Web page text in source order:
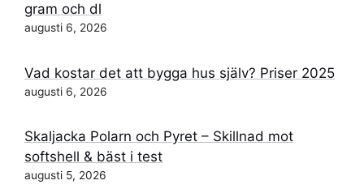
gram och dl
augusti 6, 2026
Vad kostar det att bygga hus själv? Priser 2025
augusti 6, 2026
Skaljacka Polarn och Pyret – Skillnad mot
softshell & bäst i test
augusti 5, 2026